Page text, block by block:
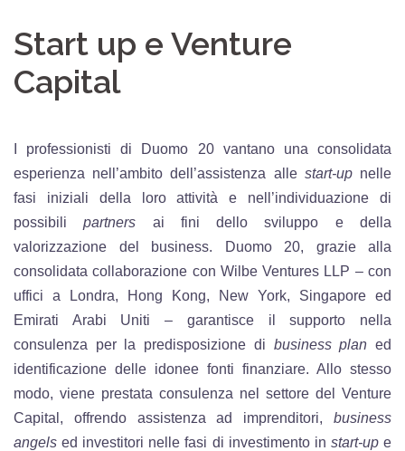
Start up e Venture
Capital
I professionisti di Duomo 20 vantano una consolidata
esperienza nell’ambito dell’assistenza alle start-upnelle
fasi iniziali della loro attività e nell’individuazione di
possibilipartners ai fini dello sviluppo e della
valorizzazione del business. Duomo 20, grazie alla
consolidata collaborazione con Wilbe Ventures LLP – con
uffici a Londra, Hong Kong, New York, Singapore ed
Emirati Arabi Uniti – garantisce il supporto nella
consulenza per la predisposizione di business plan ed
identificazione delle idonee fonti finanziare. Allo stesso
modo, viene prestata consulenza nel settore del Venture
Capital, offrendo assistenza ad imprenditori, business
angels ed investitori nelle fasi di investimento in start-upe